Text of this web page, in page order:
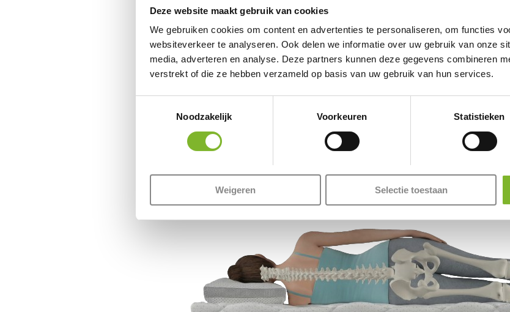
Deze website maakt gebruik van cookies
We gebruiken cookies om content en advertenties te personaliseren, om functies
websiteverkeer te analyseren. Ook delen we informatie over uw gebruik van onze
media, adverteren en analyse. Deze partners kunnen deze gegevens combineren
verstrekt of die ze hebben verzameld op basis van uw gebruik van hun services.
Noodzakelijk
Voorkeuren Statistieken
Weigeren Selectie toestaan